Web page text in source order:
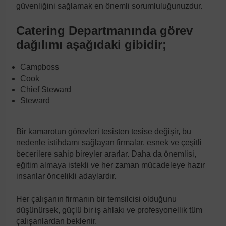
güvenliğini sağlamak en önemli sorumluluğunuzdur.
Catering Departmanında görev
dağılımı aşağıdaki gibidir;
Campboss
Cook
Chief Steward
Steward
Bir kamarotun görevleri tesisten tesise değişir, bu
nedenle istihdamı sağlayan firmalar, esnek ve çeşitli
becerilere sahip bireyler ararlar. Daha da önemlisi,
eğitim almaya istekli ve her zaman mücadeleye hazır
insanlar öncelikli adaylardır.
Her çalışanın firmanın bir temsilcisi olduğunu
düşünürsek, güçlü bir iş ahlakı ve profesyonellik tüm
çalışanlardan beklenir.